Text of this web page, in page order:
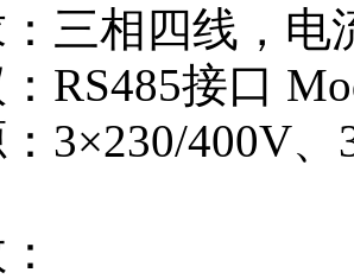
三相四线，电
RS485接口
3×230/400V、